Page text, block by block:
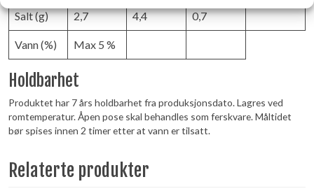
Salt (g) 2,7 4,4 0,7
Vann (%) Max 5 %
Holdbarhet
Produktet har 7 års holdbarhet fra produksjonsdato. Lagres ved
romtemperatur. Åpen pose skal behandles som ferskvare. Måltidet
bør spises innen 2 timer etter at vann er tilsatt.
Relaterte produkter